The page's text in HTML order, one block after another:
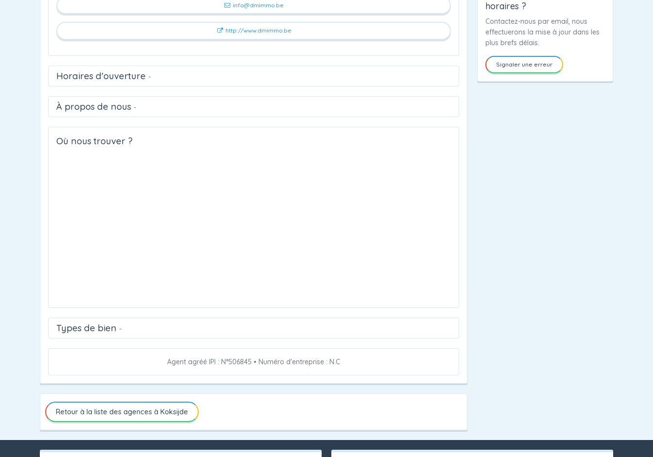
info@dmimmo.be
http://www.dmimmo.be
Horaires d'ouverture -
À propos de nous -
Où nous trouver ?
Types de bien -
Agent agréé IPI : N°506845 • Numéro d'entreprise : N.C
Retour à la liste des agences à Koksijde
horaires ?
Contactez-nous par email, nous
effectuerons la mise à jour dans les
plus brefs délais.
Signaler une erreur